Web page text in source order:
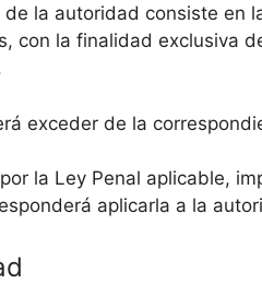
la autoridad consiste en
con la finalidad exclusiva
exceder de la
la Ley Penal aplicable,
aplicarla a la